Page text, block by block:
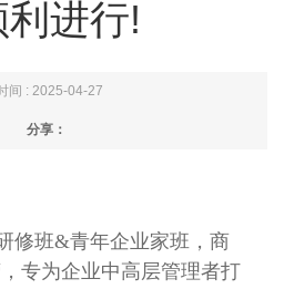
利进行!
间 : 2025-04-27
分享：
修班&青年企业家班，商
专为企业中高层管理者打